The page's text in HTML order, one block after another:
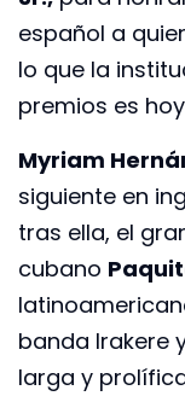
español a
lo que la
premios es
Myriam
siguiente en
tras ella, el
cubano
banda Irakere
larga y